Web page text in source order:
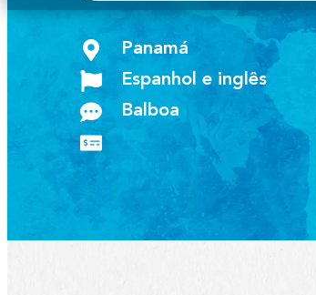
Panamá
Espanhol e inglês
Balboa